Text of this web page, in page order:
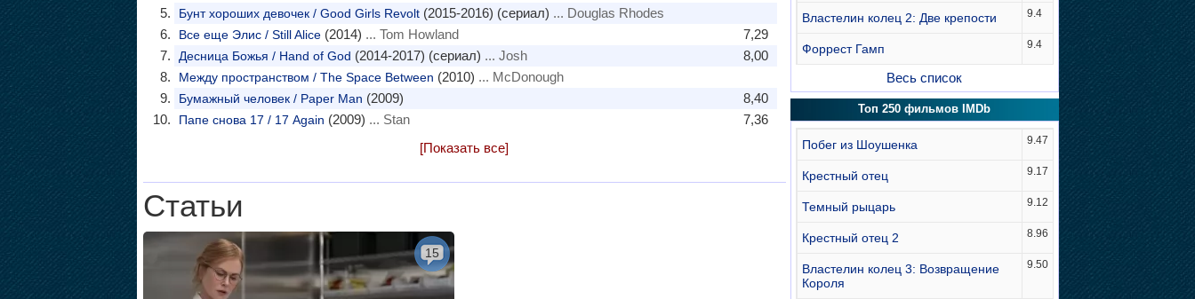
Бунт хороших девочек / Good Girls Revolt(2015-2016) (сериал) ... Douglas Rhodes
7,29
Все еще Элис / Still Alice(2014) ... Tom Howland
8,00
Десница Божья / Hand of God (2014-2017) (сериал) ... Josh
Между пространством / The Space Between (2010) ... McDonough
8,40
Бумажный человек / Paper Man (2009)
7,36
Папе снова 17 / 17 Again (2009) ... Stan
[Показать все]
Статьи
15
Властелин колец 2: Две крепости 9.4
Форрест Гамп 9.4
Весь список
Топ 250 фильмов IMDb
Побег из Шоушенка 9.47
Крестный отец 9.17
Темный рыцарь 9.12
Крестный отец 2 8.96
Властелин колец 3: Возвращение
Короля
9.50